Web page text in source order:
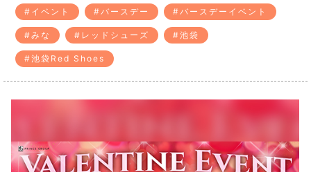
#イベント #バースデー #バースデーイベント
#みな #レッドシューズ #池袋
#池袋Red Shoes